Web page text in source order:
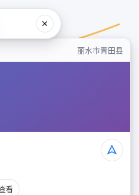
丽水市青田县
看